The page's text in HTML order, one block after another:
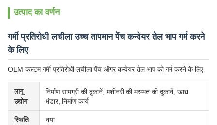
उत्पाद का वर्णन
गर्मी प्रतिरोधी लचीला उच्च तापमान पेंच कन्वेयर तेल भाप गर्म करने
के लिए
OEM कस्टम गर्मी प्रतिरोधी लचीला पेंच ऑगर कन्वेयर तेल भाप को गर्म करने के लिए
लागू
उद्योग
निर्माण सामग्री की दुकानें, मशीनरी की मरम्मत की दुकानें, खाद्य
भंडार, निर्माण कार्य
स्थिति नया